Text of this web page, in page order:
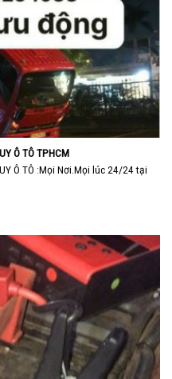
Ô TÔ TPHCM
Ô TÔ :Mọi Nơi.Mọi lúc 24/24 tại